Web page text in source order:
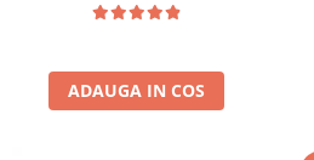
ADAUGA IN COS